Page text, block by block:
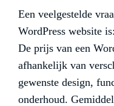
Een veelgestelde
WordPress website
De prijs van een
afhankelijk van
gewenste design,
onderhoud.